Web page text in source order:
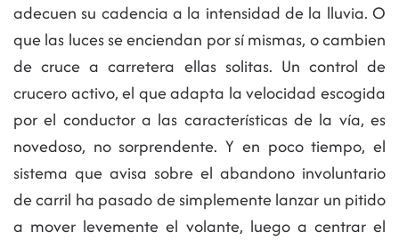
adecuen su cadencia a la intensidad de la lluvia. O
que las luces se enciendan por sí mismas, o cambien
de cruce a carretera ellas solitas. Un control de
crucero activo, el que adapta la velocidad escogida
por el conductor a las características de la vía, es
novedoso, no sorprendente. Y en poco tiempo, el
sistema que avisa sobre el abandono involuntario
de carril ha pasado de simplemente lanzar un pitido
a mover levemente el volante, luego a centrar el